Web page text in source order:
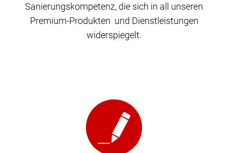
Sanierungskompetenz, die sich in all unseren
Premium-Produkten und Dienstleistungen
widerspiegelt.